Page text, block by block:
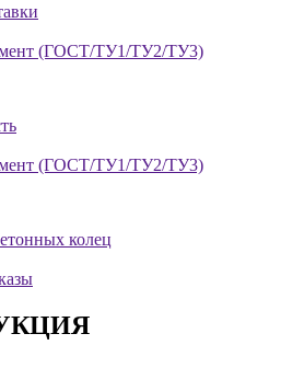
(ГОСТ/ТУ1/ТУ2/ТУ3)
(ГОСТ/ТУ1/ТУ2/ТУ3)
колец